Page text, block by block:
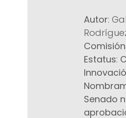
Autor:
Comisión
Estatus:
Senado